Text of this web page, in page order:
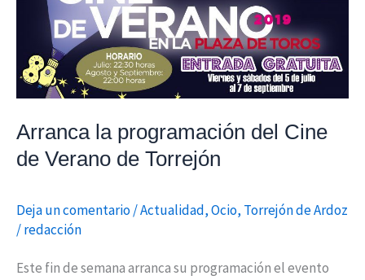
Arranca la programación del Cine
de Verano de Torrejón
Deja un comentario/Actualidad,Ocio, Torrejón de Ardoz
/redacción
Este fin de semana arranca su programación el evento
programación
Cine
de
Verano
de
Torrejón